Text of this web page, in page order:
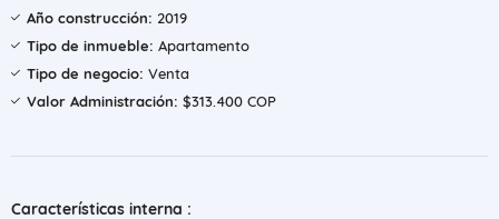
Año construcción: 2019
Tipo de inmueble: Apartamento
Tipo de negocio: Venta
Valor Administración: $313.400 COP
Características interna :